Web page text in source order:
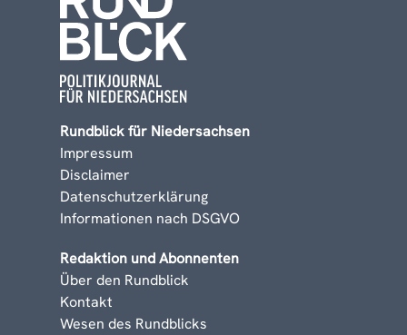
Rundblick für Niedersachsen
Impressum
Disclaimer
Datenschutzerklärung
Informationen nach DSGVO
Redaktion und Abonnenten
Über den Rundblick
Kontakt
Wesen des Rundblicks